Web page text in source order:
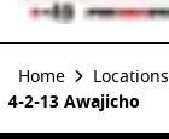
Home Locations
4-2-13 Awajicho